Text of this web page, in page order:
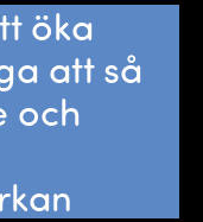
öka
att så
och